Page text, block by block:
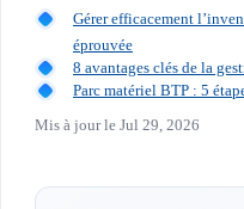
Gérer efficacement
éprouvée
8 avantages clés de la
Parc matériel BTP : 5
Mis à jour le Jul 29, 2026